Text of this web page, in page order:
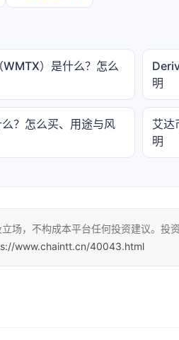
）是什么？怎么
明
？怎么买、用途与风
艾达
明
场，不构成本平台任何投资建议。投
www.chaintt.cn/40043.html